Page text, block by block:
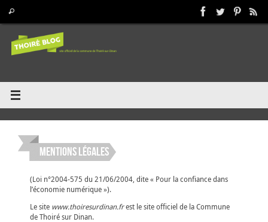
Mentions légales
(Loi n°2004-575 du 21/06/2004, dite « Pour la confiance dans
l’économie numérique »).
Le site www.thoiresurdinan.frest le site officiel de la Commune
de Thoiré sur Dinan.